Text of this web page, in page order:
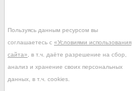
Пользуясь данным ресурсом вы
соглашаетесь с «Условиями использования
сайта» , в т.ч. даёте разрешение на сбор,
анализ и хранение своих персональных
данных, в т.ч. cookies.